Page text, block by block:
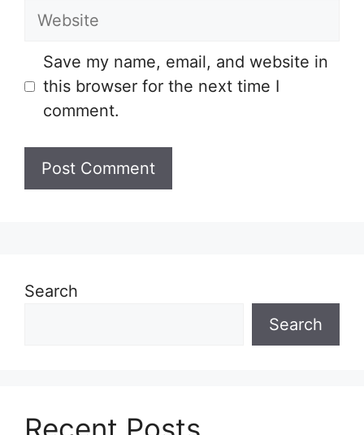
Website
Save my name, email, and website in
this browser for the next time I
comment.
Search
Search